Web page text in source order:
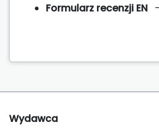
Formularz recenzji EN -
Wydawca